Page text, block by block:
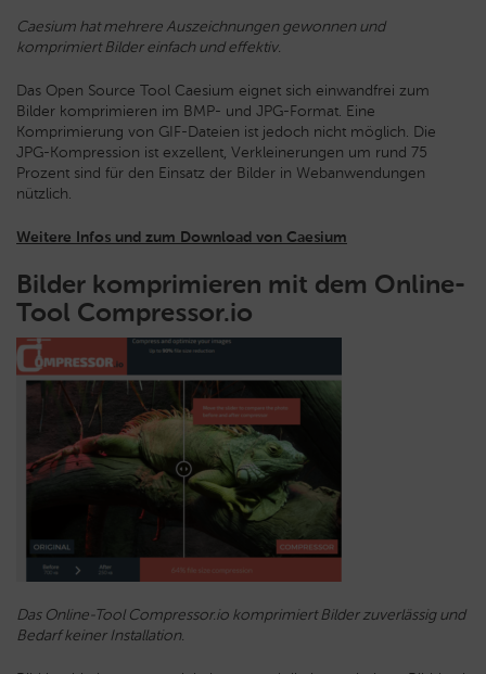
Caesium hat mehrere Auszeichnungen gewonnen und
komprimiert Bilder einfach und effektiv.
Das Open Source Tool Caesium eignet sich einwandfrei zum
Bilder komprimieren im BMP- und JPG-Format. Eine
Komprimierung von GIF-Dateien ist jedoch nicht möglich. Die
JPG-Kompression ist exzellent, Verkleinerungen um rund 75
Prozent sind für den Einsatz der Bilder in Webanwendungen
nützlich.
Weitere Infos und zum Download von Caesium
Bilder komprimieren mit dem Online-
Tool Compressor.io
Das Online-Tool Compressor.io komprimiert Bilder zuverlässig und
Bedarf keiner Installation.